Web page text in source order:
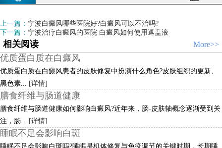
上一篇： 宁波白癜风哪些医院好?白癜风可以不治吗?
下一篇： 宁波治疗白癜风的医院 白癜风如何使用遮盖液
相关阅读 More>>
优质蛋白质在白癜风
优质蛋白质在白癜风患者的皮肤修复中扮演什么角色?皮肤组织的更新、
黑色素... [详情]
膳食纤维与肠道健康
膳食纤维与肠道健康如何影响白癜风?近年来，肠-皮肤轴概念逐渐受到关
注，肠... [详情]
睡眠不足会影响白斑
睡眠不足会影响白斑吗?睡眠是机体修复与免疫调节的关键时期，长期睡